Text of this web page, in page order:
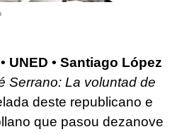
UNED • Santiago López
Serrano: La voluntad de
deste republicano e
que pasou dezanove